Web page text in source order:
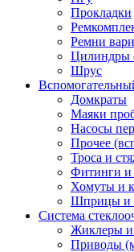
Прокладки
Ремни
Цилиндры
Шрус
Домкраты
Маяки
Насосы
Прочее
Троса и
Фитинги
Хомуты и
Шприцы и
Система
Жиклеры и
Приводы